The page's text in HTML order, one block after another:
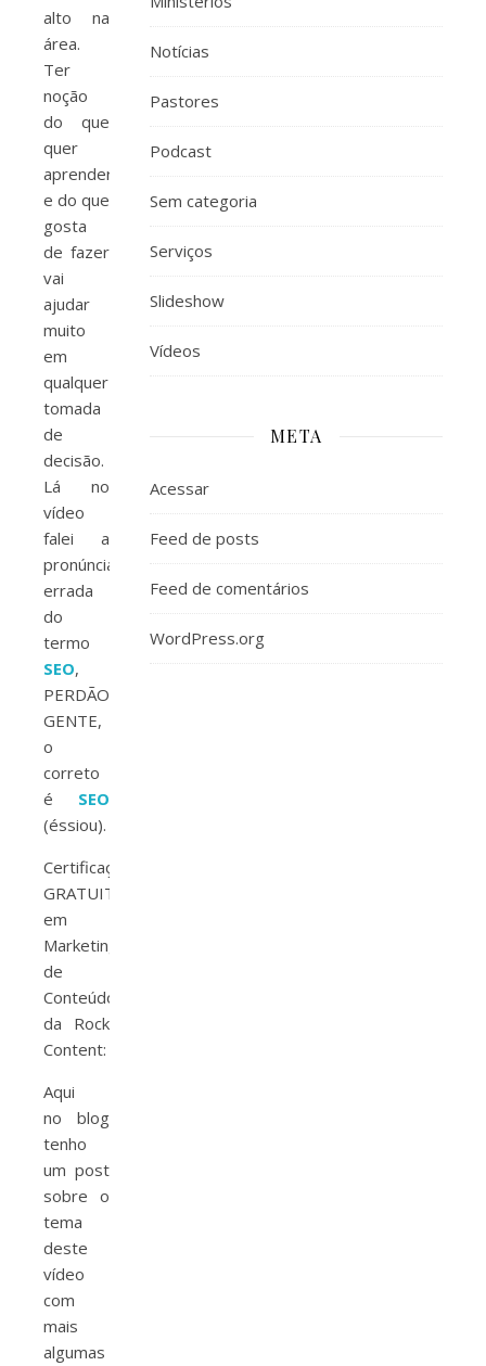
alto na
área.
Ter
noção
do que
quer
aprender
e do que
gosta
de fazer
vai
ajudar
muito
em
qualquer
tomada
de
decisão.
Lá no
vídeo
falei a
pronúncia
errada
do
termo
SEO,
PERDÃOOOO
GENTE,
o
correto
é SEO
(éssiou).
Certificação
GRATUITA
em
Marketing
de
Conteúdo
da Rock
Content:
Aqui
no blog
tenho
um post
sobre o
tema
deste
vídeo
com
mais
algumas
Notícias
Pastores
Podcast
Sem categoria
Serviços
Slideshow
Vídeos
META
Acessar
Feed de posts
Feed de comentários
WordPress.org